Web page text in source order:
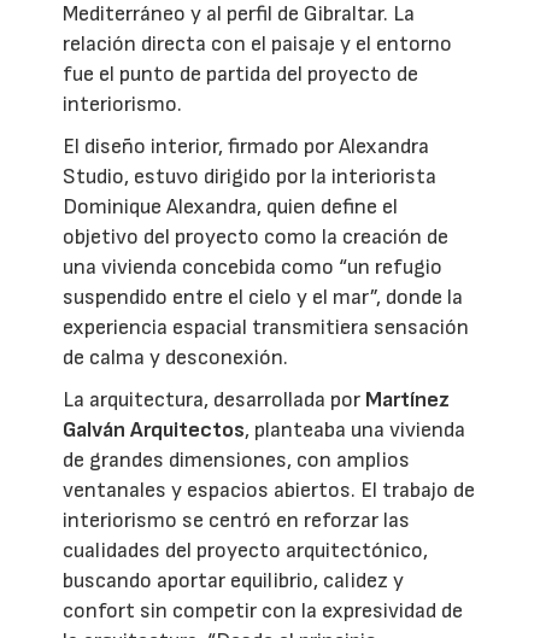
Mediterráneo y al perfil de Gibraltar. La
relación directa con el paisaje y el entorno
fue el punto de partida del proyecto de
interiorismo.
El diseño interior, firmado por Alexandra
Studio, estuvo dirigido por la interiorista
Dominique Alexandra, quien define el
objetivo del proyecto como la creación de
una vivienda concebida como “un refugio
suspendido entre el cielo y el mar”, donde la
experiencia espacial transmitiera sensación
de calma y desconexión.
La arquitectura, desarrollada por Martínez
Galván Arquitectos, planteaba una vivienda
de grandes dimensiones, con amplios
ventanales y espacios abiertos. El trabajo de
interiorismo se centró en reforzar las
cualidades del proyecto arquitectónico,
buscando aportar equilibrio, calidez y
confort sin competir con la expresividad de